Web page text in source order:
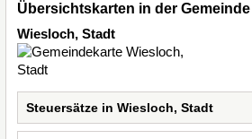
Übersichtskarten in der Gemeinde
Wiesloch, Stadt
Steuersätze in Wiesloch, Stadt